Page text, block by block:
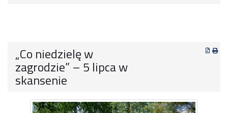
„Co niedzielę w
zagrodzie” – 5 lipca w
skansenie